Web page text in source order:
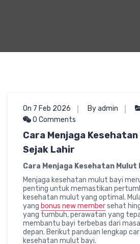
On 7 Feb 2026 By admin
0 Comments
Cara Menjaga
Sejak Lahir
Cara Menjaga Kesehatan Mulut
Menjaga kesehatan mulut bayi
penting untuk memastikan
kesehatan mulut yang optimal.
yang bonus new membersehat
yang tumbuh, perawatan yang
membantu bayi terbebas dari
depan. Berikut panduan lengkap
kesehatan mulut bayi.